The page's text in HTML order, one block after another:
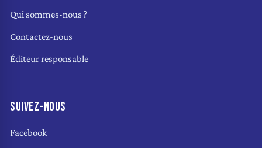
Qui sommes-nous ?
Contactez-nous
Éditeur responsable
SUIVEZ-NOUS
Facebook